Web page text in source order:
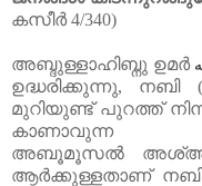
കസീർ4/340)
അബ്ദുള്ളാഹിബ്നു ഉമർ
ഉദ്ധരിക്കുന്നു, നബി(
മുറിയുണ്ട് പുറത്ത്
കാണാവുന്ന
അബൂമൂസൽ
ആർക്കുള്ളതാണ്